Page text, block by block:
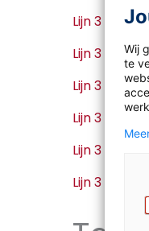
Lijn 3
Lijn 3
Lijn 3
Lijn 3
Lijn 3
Lijn 3
Wij
te